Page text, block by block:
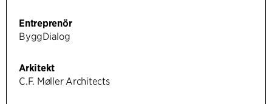
Entreprenör
ByggDialog
Arkitekt
C.F. Møller Architects